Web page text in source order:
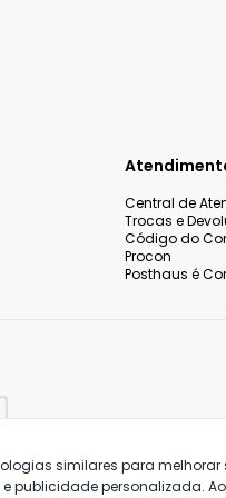
Central de
Trocas e
Código do
Procon
Posthaus é
similares para
publicidade personalizada.